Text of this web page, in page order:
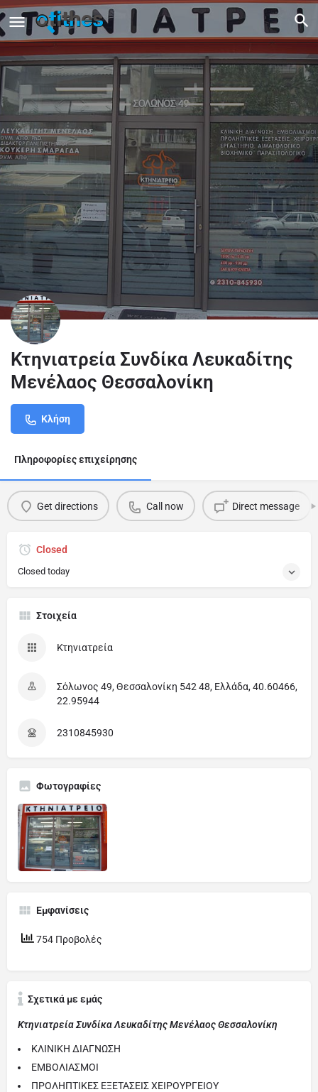
Κτηνιατρεία Συνδίκα Λευκαδίτης
Μενέλαος Θεσσαλονίκη
Κλήση
Πληροφορίες επιχείρησης
Get directions Call now Direct message
Closed
Closed today
Στοιχεία
Κτηνιατρεία
Σόλωνος 49, Θεσσαλονίκη 542 48, Ελλάδα, 40.60466,
22.95944
2310845930
Φωτογραφίες
Εμφανίσεις
754 Προβολές
Σχετικά με εμάς
Κτηνιατρεία Συνδίκα Λευκαδίτης Μενέλαος Θεσσαλονίκη
ΚΛΙΝΙΚΗ ΔΙΑΓΝΩΣΗ
ΕΜΒΟΛΙΑΣΜΟΙ
ΠΡΟΛΗΠΤΙΚΕΣ ΕΞΕΤΑΣΕΙΣ ΧΕΙΡΟΥΡΓΕΙΟΥ